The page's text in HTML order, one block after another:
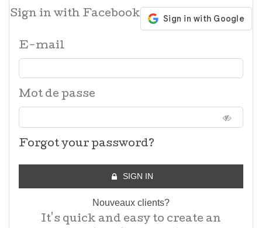
Sign in with Facebook
E-mail
Mot de passe
Forgot your password?
SIGN IN
Nouveaux clients?
It's quick and easy to create an